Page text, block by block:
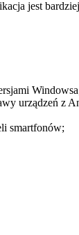
jest
urządzeń z
smartfonów;